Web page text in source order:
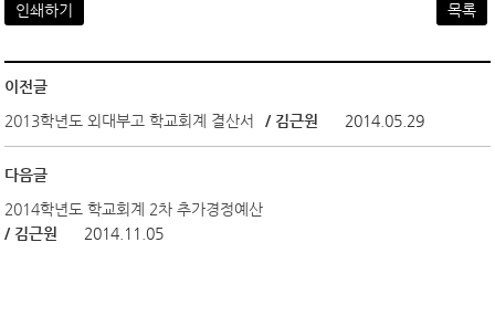
인쇄하기 목록
이전글
2013학년도 외대부고 학교회계 결산서
/ 김근원 2014.05.29
다음글
2014학년도 학교회계 2차 추가경정예산
/ 김근원
2014.11.05